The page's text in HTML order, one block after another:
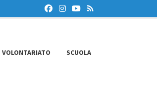
VOLONTARIATO SCUOLA